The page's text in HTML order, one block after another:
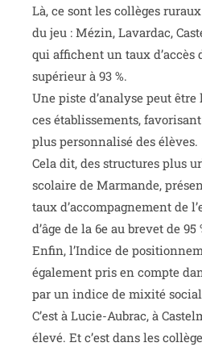
Là, ce sont les collèges
du jeu : Mézin, Lavardac,
qui affichent un taux d’accès
supérieur à 93 %.
Une piste d’analyse peut
ces établissements,
plus personnalisé des élèves.
Cela dit, des structures plus
scolaire de Marmande,
taux d’accompagnement de
d’âge de la 6e au brevet de 95
Enfin, l’Indice de
également pris en compte
par un indice de mixité
C’est à Lucie-Aubrac, à
élevé. Et c’est dans les